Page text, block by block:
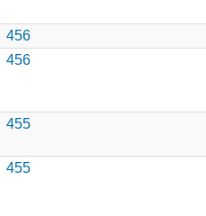
456
456
455
455